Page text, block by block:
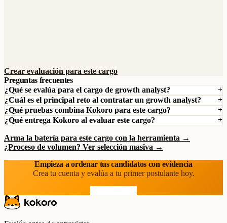
Crear evaluación para este cargo
Preguntas frecuentes
¿Qué se evalúa para el cargo de growth analyst?
¿Cuál es el principal reto al contratar un growth analyst?
¿Qué pruebas combina Kokoro para este cargo?
¿Qué entrega Kokoro al evaluar este cargo?
Arma la batería para este cargo con la herramienta →
¿Proceso de volumen? Ver selección masiva →
Empieza a ordenar tus candidatos con evidencia
Crea tu cuenta y evalúa a tu primer postulante hoy.